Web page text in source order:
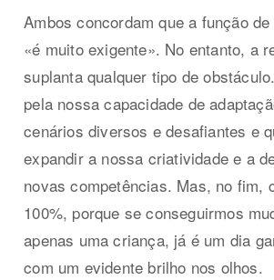
Ambos concordam que a função
«é muito exigente». No entanto, a
suplanta qualquer tipo de
pela nossa capacidade de
cenários diversos e desafiantes e
expandir a nossa criatividade e a
novas competências. Mas, no fim,
100%, porque se conseguirmos
apenas uma criança, já é um dia
com um evidente brilho nos olhos.